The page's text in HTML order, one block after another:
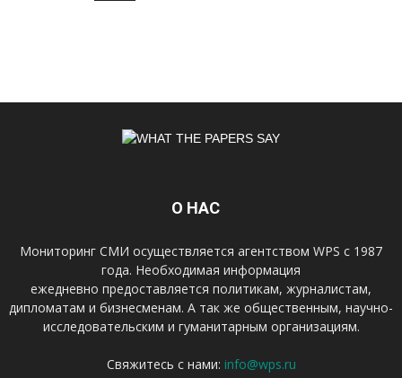
О НАС
Мониторинг СМИ осуществляется агентством WPS с 1987
года. Необходимая информация
ежедневно предоставляется политикам, журналистам,
дипломатам и бизнесменам. А так же общественным, научно-
исследовательским и гуманитарным организациям.
Свяжитесь с нами: info@wps.ru